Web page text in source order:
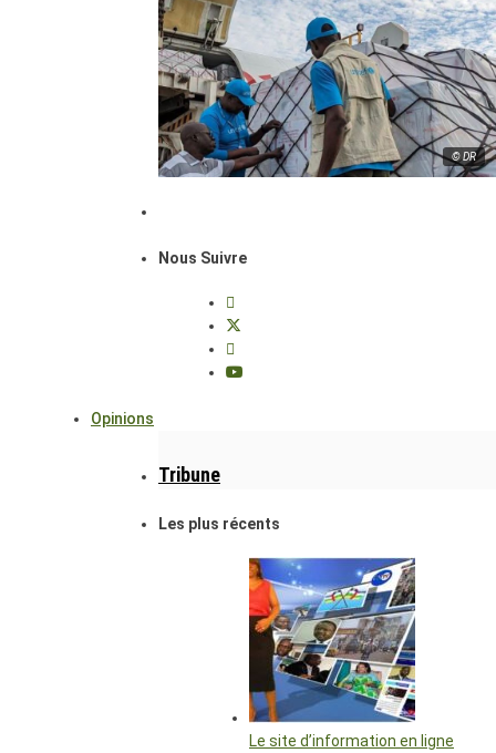
© DR
Nous Suivre
Opinions
Tribune
Les plus récents
Le site d’information en ligne